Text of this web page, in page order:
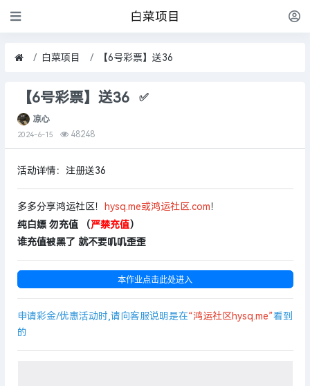
白菜项目
白菜项目 【6号彩票】送36
【6号彩票】送36 ✅
凉心
2024-6-15 48248
活动详情： 注册送36
多多分享鸿运社区！ hysq.me或鸿运社区.com ！
纯白嫖 勿充值 （ 严禁充值）
谁充值被黑了 就不要叽叽歪歪
本作业点击此处进入
申请彩金/优惠活动时,请向客服说明是在“鸿运社区hysq.me”看到
的